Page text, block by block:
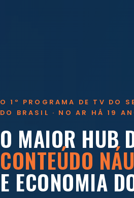
O 1º PROGRAMA DE TV DO
DO BRASIL · NO AR HÁ 19
O MAIOR HUB
CONTEÚDO
E ECONOMIA